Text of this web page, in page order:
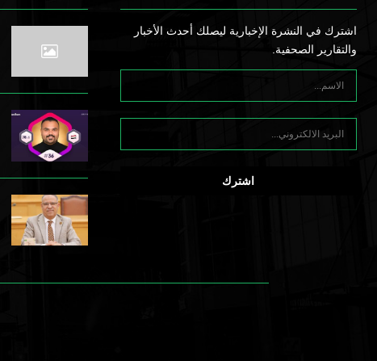
اشترك في النشرة الإخبارية ليصلك أحدث الأخبار
والتقارير الصحفية.